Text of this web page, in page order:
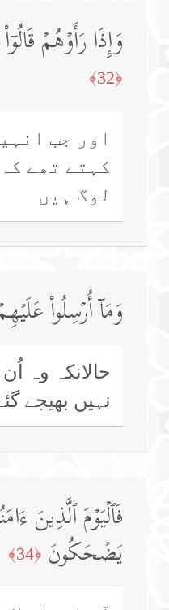
وَإِذَا رَأَوۡهُمۡ
﴿32﴾
اور جب
کہتے تھے
لوگ ہیں
وَمَاۤ أُرۡسِلُوا۟
حالانکہ وہ اُن
نہیں بھیجے
فَٱلۡیَوۡمَ ٱلَّذِینَ
یَضۡحَكُونَ ﴿34﴾